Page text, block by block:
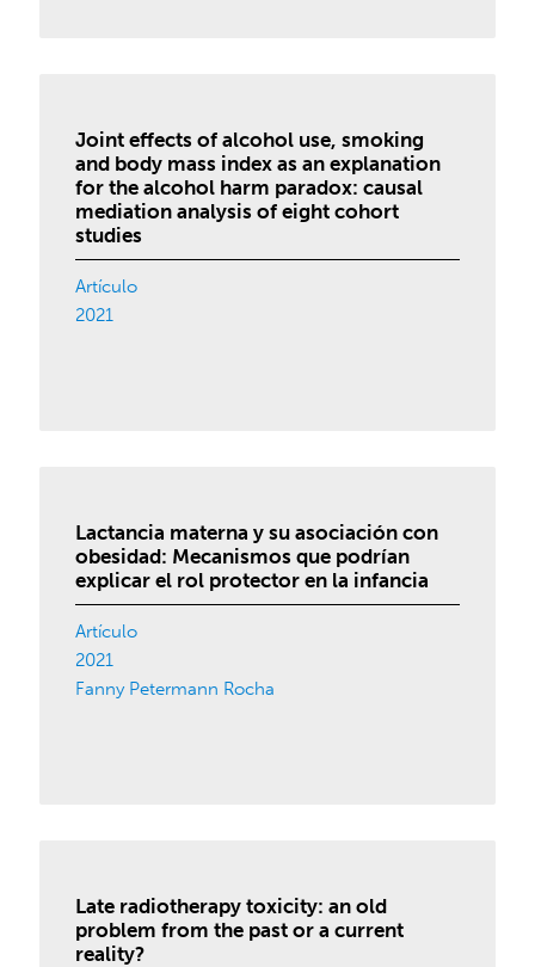
Joint effects of alcohol use, smoking
and body mass index as an explanation
for the alcohol harm paradox: causal
mediation analysis of eight cohort
studies
Artículo
2021
Lactancia materna y su asociación con
obesidad: Mecanismos que podrían
explicar el rol protector en la infancia
Artículo
2021
Fanny Petermann Rocha
Late radiotherapy toxicity: an old
problem from the past or a current
reality?